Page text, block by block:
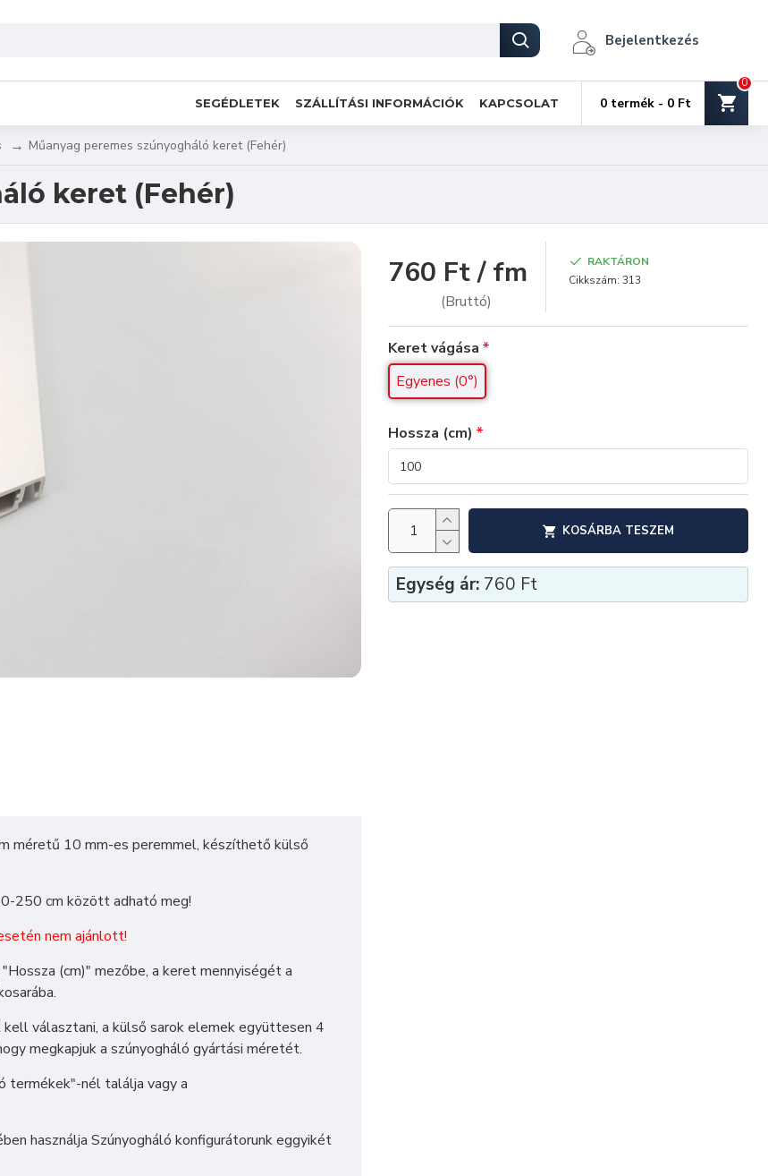
Bejelentkezés
SEGÉDLETEK SZÁLLÍTÁSI INFORMÁCIÓK KAPCSOLAT 0 termék - 0 Ft
0
Műanyag peremes szúnyogháló keret (Fehér)
keret (Fehér)
méretű 10 mm-es peremmel, készíthető külső
250 cm között adható meg!
nem ajánlott!
(cm)" mezőbe, a keret mennyiségét a
kell választani, a külső sarok elemek együttesen 4
megkapjuk a szúnyogháló gyártási méretét.
termékek"-nél találja vagy a
használja Szúnyogháló konfigurátorunkeggyikét
760 Ft / fm
(Bruttó)
RAKTÁRON
Cikkszám: 313
Keret vágása
Egyenes (0°)
Hossza (cm)
KOSÁRBA TESZEM
Egység ár: 760 Ft